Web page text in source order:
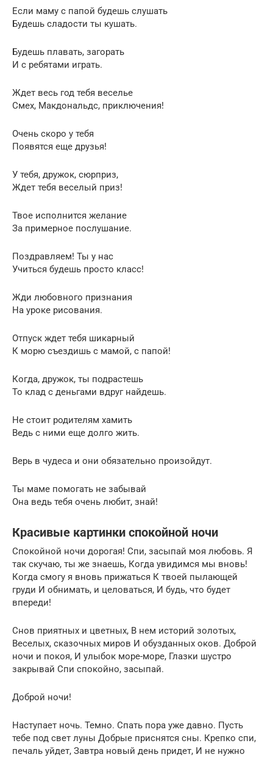
Если маму с папой будешь слушать
Будешь сладости ты кушать.
Будешь плавать, загорать
И с ребятами играть.
Ждет весь год тебя веселье
Смех, Макдональдс, приключения!
Очень скоро у тебя
Появятся еще друзья!
У тебя, дружок, сюрприз,
Ждет тебя веселый приз!
Твое исполнится желание
За примерное послушание.
Поздравляем! Ты у нас
Учиться будешь просто класс!
Жди любовного признания
На уроке рисования.
Отпуск ждет тебя шикарный
К морю съездишь с мамой, с папой!
Когда, дружок, ты подрастешь
То клад с деньгами вдруг найдешь.
Не стоит родителям хамить
Ведь с ними еще долго жить.
Верь в чудеса и они обязательно произойдут.
Ты маме помогать не забывай
Она ведь тебя очень любит, знай!
Красивые картинки спокойной ночи
Спокойной ночи дорогая! Спи, засыпай моя любовь. Я
так скучаю, ты же знаешь, Когда увидимся мы вновь!
Когда смогу я вновь прижаться К твоей пылающей
груди И обнимать, и целоваться, И будь, что будет
впереди!
Снов приятных и цветных, В нем историй золотых,
Веселых, сказочных миров И обузданных оков. Доброй
ночи и покоя, И улыбок море-море, Глазки шустро
закрывай Спи спокойно, засыпай.
Доброй ночи!
Наступает ночь. Темно. Спать пора уже давно. Пусть
тебе под свет луны Добрые приснятся сны. Крепко спи,
печаль уйдет, Завтра новый день придет, И не нужно